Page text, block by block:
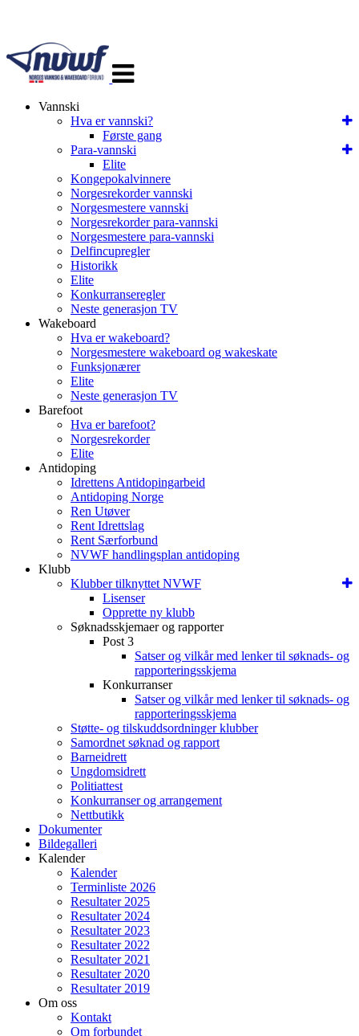
navigasjon
Vannski
Hva er vannski?
Første gang
Para-vannski
Elite
Kongepokalvinnere
Norgesrekorder vannski
Norgesmestere vannski
Norgesrekorder para-vannski
Norgesmestere para-vannski
Delfincupregler
Historikk
Elite
Konkurranseregler
Neste generasjon TV
Wakeboard
Hva er wakeboard?
Norgesmestere wakeboard og wakeskate
Funksjonærer
Elite
Neste generasjon TV
Barefoot
Hva er barefoot?
Norgesrekorder
Elite
Antidoping
Idrettens Antidopingarbeid
Antidoping Norge
Ren Utøver
Rent Idrettslag
Rent Særforbund
NVWF handlingsplan antidoping
Klubb
Klubber tilknyttet NVWF
Lisenser
Opprette ny klubb
Søknadsskjemaer og rapporter
Post 3
Satser og vilkår med lenker til søknads- og
rapporteringsskjema
Konkurranser
Satser og vilkår med lenker til søknads- og
rapporteringsskjema
Støtte- og tilskuddsordninger klubber
Samordnet søknad og rapport
Barneidrett
Ungdomsidrett
Politiattest
Konkurranser og arrangement
Nettbutikk
Dokumenter
Bildegalleri
Kalender
Kalender
Terminliste 2026
Resultater 2025
Resultater 2024
Resultater 2023
Resultater 2022
Resultater 2021
Resultater 2020
Resultater 2019
Om oss
Kontakt
Om forbundet